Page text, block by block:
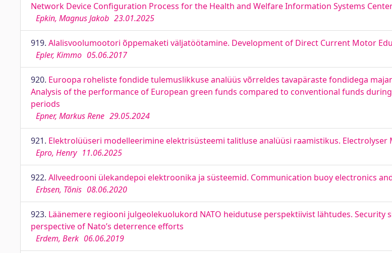
Network Device Configuration Process for the Health and Welfare Information Systems
Epkin, Magnus Jakob 23.01.2025
919. Alalisvoolumootori õppemaketi väljatöötamine. Development of Direct Current Motor
Epler, Kimmo 05.06.2017
920. Euroopa roheliste fondide tulemuslikkuse analüüs võrreldes tavapäraste fondidega
Analysis of the performance of European green funds compared to conventional funds
periods
Epner, Markus Rene 29.05.2024
921. Elektrolüüseri modelleerimine elektrisüsteemi talitluse analüüsi raamistikus. Electrolyser
Epro, Henry 11.06.2025
922. Allveedrooni ülekandepoi elektroonika ja süsteemid. Communication buoy electronics
Erbsen, Tõnis 08.06.2020
923. Läänemere regiooni julgeolekuolukord NATO heidutuse perspektiivist lähtudes. Security
perspective of Nato’s deterrence efforts
Erdem, Berk 06.06.2019